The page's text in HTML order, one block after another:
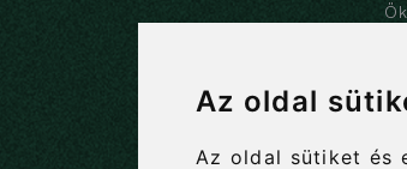
Az oldal
Az oldal sütiket és